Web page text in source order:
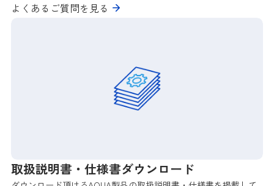
よくあるご質問を見る
取扱説明書・仕様書ダウンロード